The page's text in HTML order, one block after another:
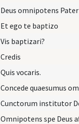
Deus omnipotens Pater
Et ego te baptizo
Vis baptizari?
Credis
Quis vocaris.